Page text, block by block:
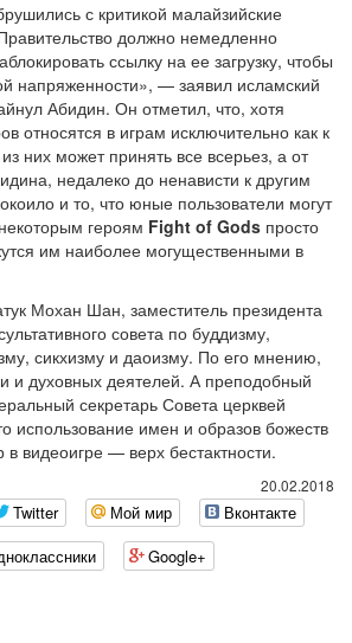
с критикой малайзийские
должно немедленно
ссылку на ее загрузку, чтобы
напряженности», — заявил исламский
Абидин. Он отметил, что, хотя
относятся в играм исключительно как к
них может принять все всерьез, а от
недалеко до ненависти к другим
и то, что юные пользователи могут
героям Fight of Gods просто
им наиболее могущественными в
Мохан Шан, заместитель президента
совета по буддизму,
сикхизму и даоизму. По его мнению,
и духовных деятелей. А преподобный
секретарь Совета церквей
использование имен и образов божеств
видеоигре — верх бестактности.
20.02.2018
Twitter Мой мир
Вконтакте
Google+